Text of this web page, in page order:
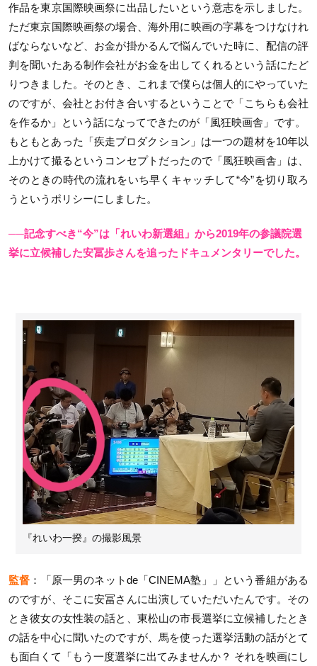
作品を東京国際映画祭に出品したいという意志を示しました。
ただ東京国際映画祭の場合、海外用に映画の字幕をつけなけれ
ばならないなど、お金が掛かるんで悩んでいた時に、配信の評
判を聞いたある制作会社がお金を出してくれるという話にたど
りつきました。そのとき、これまで僕らは個人的にやっていた
のですが、会社とお付き合いするということで「こちらも会社
を作るか」という話になってできたのが「風狂映画舎」です。
もともとあった「疾走プロダクション」は一つの題材を10年以
上かけて撮るというコンセプトだったので「風狂映画舎」は、
そのときの時代の流れをいち早くキャッチして“今”を切り取ろ
うというポリシーにしました。
──記念すべき“今”は「れいわ新選組」から2019年の参議院選
挙に立候補した安冨歩さんを追ったドキュメンタリーでした。
『れいわ一揆』の撮影風景
監督 ：「原一男のネットde「CINEMA塾」」という番組がある
のですが、そこに安冨さんに出演していただいたんです。その
とき彼女の女性装の話と、東松山の市長選挙に立候補したとき
の話を中心に聞いたのですが、馬を使った選挙活動の話がとて
も面白くて「もう一度選挙に出てみませんか？ それを映画にし